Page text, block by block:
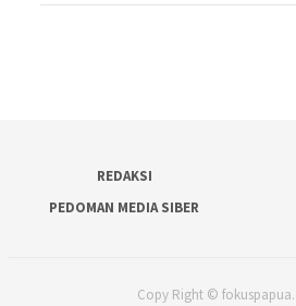
REDAKSI
PEDOMAN MEDIA SIBER
Copy Right ©